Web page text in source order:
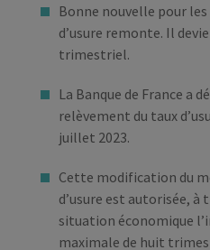
Bonne nouvelle pour
d’usure remonte. Il
trimestriel.
La Banque de France a
relèvement du taux
juillet 2023.
Cette modification du
d’usure est autorisée,
situation économique
maximale de huit